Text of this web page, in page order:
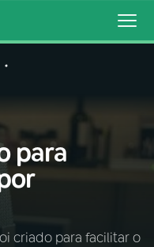
para
criado para facilitar o